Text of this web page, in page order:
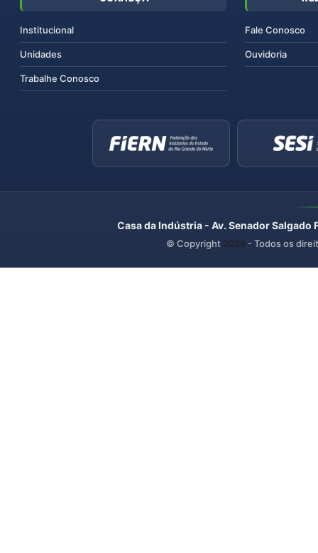
Institucional
Unidades
Trabalhe Conosco
Fale Conosco
Ouvidoria
Casa da Indústria - Av. Senador
© Copyright 2026 - Todos os